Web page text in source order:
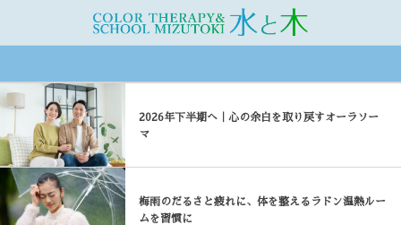
2026年下半期へ｜心の余白を取り戻すオーラソー
マ
梅雨のだるさと疲れに、体を整えるラドン温熱ルー
ムを習慣に